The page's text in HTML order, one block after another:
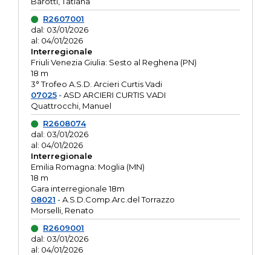
R2607001
dal: 03/01/2026
al: 04/01/2026
Interregionale
Friuli Venezia Giulia: Sesto al Reghena (PN)
18 m
3° Trofeo A.S.D. Arcieri Curtis Vadi
07025- ASD ARCIERI CURTIS VADI
Quattrocchi, Manuel
R2608074
dal: 03/01/2026
al: 04/01/2026
Interregionale
Emilia Romagna: Moglia (MN)
18 m
Gara interregionale 18m
08021 - A.S.D.Comp.Arc.del Torrazzo
Morselli, Renato
R2609001
dal: 03/01/2026
al: 04/01/2026